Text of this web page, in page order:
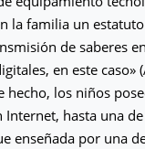
la familia un
de saberes
en este caso»
hecho, los niños
Internet, hasta una
enseñada por una